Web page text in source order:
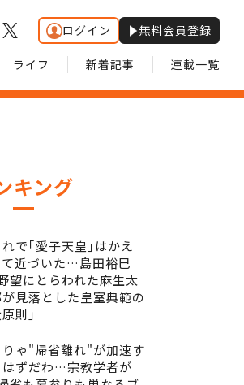
ログイン 無料会員登録
ライフ 新着記事 連載一覧
キング
れで｢愛子天皇｣はかえ
て近づいた…島田裕巳
望にとらわれた麻生太
が見落とした皇室典範の
則｣
りゃ"帰省離れ"が加速す
はずだわ…宗教学者が